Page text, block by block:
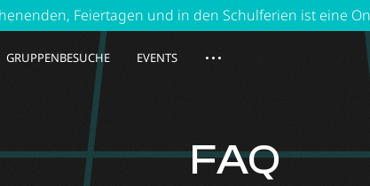
Feiertagen und in den Schulferien ist eine Online
GRUPPENBESUCHE EVENTS
FAQ